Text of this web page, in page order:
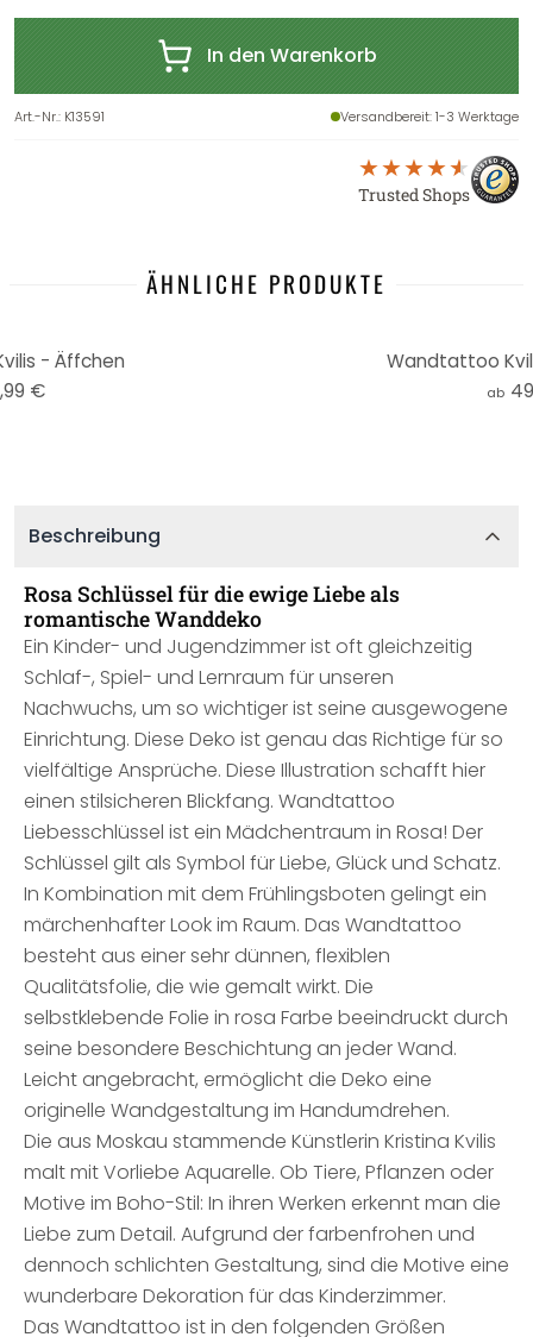
In den Warenkorb
Art.-Nr.: K13591 Versandbereit: 1-3 Werktage
Trusted Shops
ÄHNLICHE PRODUKTE
- Äffchen
€
Wandtattoo
ab
Beschreibung
Rosa Schlüssel für die ewige Liebe als
romantische Wanddeko
Ein Kinder- und Jugendzimmer ist oft gleichzeitig
Schlaf-, Spiel- und Lernraum für unseren
Nachwuchs, um so wichtiger ist seine ausgewogene
Einrichtung. Diese Deko ist genau das Richtige für so
vielfältige Ansprüche. Diese Illustration schafft hier
einen stilsicheren Blickfang. Wandtattoo
Liebesschlüssel ist ein Mädchentraum in Rosa! Der
Schlüssel gilt als Symbol für Liebe, Glück und Schatz.
In Kombination mit dem Frühlingsboten gelingt ein
märchenhafter Look im Raum. Das Wandtattoo
besteht aus einer sehr dünnen, flexiblen
Qualitätsfolie, die wie gemalt wirkt. Die
selbstklebende Folie in rosa Farbe beeindruckt durch
seine besondere Beschichtung an jeder Wand.
Leicht angebracht, ermöglicht die Deko eine
originelle Wandgestaltung im Handumdrehen.
Die aus Moskau stammende Künstlerin Kristina Kvilis
malt mit Vorliebe Aquarelle. Ob Tiere, Pflanzen oder
Motive im Boho-Stil: In ihren Werken erkennt man die
Liebe zum Detail. Aufgrund der farbenfrohen und
dennoch schlichten Gestaltung, sind die Motive eine
wunderbare Dekoration für das Kinderzimmer.
Das Wandtattoo ist in den folgenden Größen